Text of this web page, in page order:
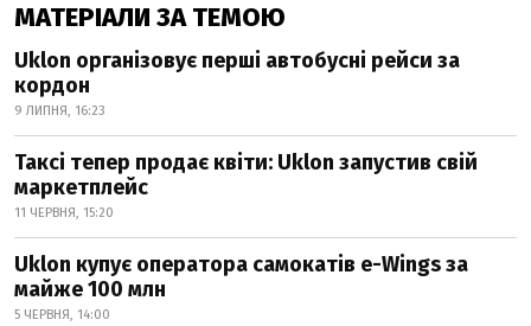
МАТЕРІАЛИ ЗА ТЕМОЮ
Uklon організовує перші автобусні рейси за
кордон
9 ЛИПНЯ, 16:23
Таксі тепер продає квіти: Uklon запустив свій
маркетплейс
11 ЧЕРВНЯ, 15:20
Uklon купує оператора самокатів e-Wings за
майже 100 млн
5 ЧЕРВНЯ, 14:00